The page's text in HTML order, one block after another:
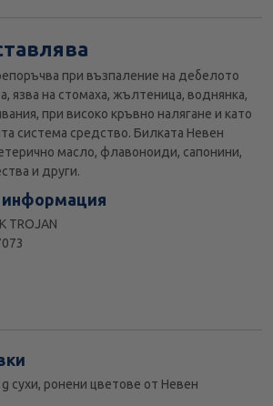
при възпаление на дебелото
язва на стомаха, жълтеница, воднянка,
при високо кръвно налягане и като
система средство. Билката Невен
масло, флавоноиди, сапонини,
и други.
TROJAN
сухи, ронени цветове от Невен